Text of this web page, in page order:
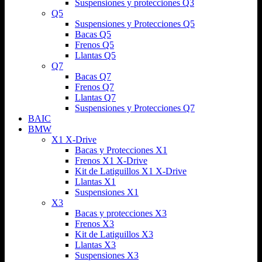
Suspensiones y protecciones Q3
Q5
Suspensiones y Protecciones Q5
Bacas Q5
Frenos Q5
Llantas Q5
Q7
Bacas Q7
Frenos Q7
Llantas Q7
Suspensiones y Protecciones Q7
BAIC
BMW
X1 X-Drive
Bacas y Protecciones X1
Frenos X1 X-Drive
Kit de Latiguillos X1 X-Drive
Llantas X1
Suspensiones X1
X3
Bacas y protecciones X3
Frenos X3
Kit de Latiguillos X3
Llantas X3
Suspensiones X3